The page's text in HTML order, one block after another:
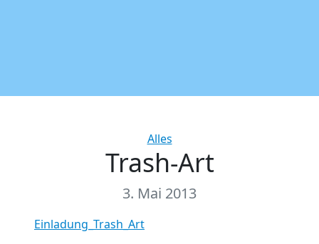
Categories
Alles
Trash-Art
3. Mai 2013
Einladung_Trash_Art